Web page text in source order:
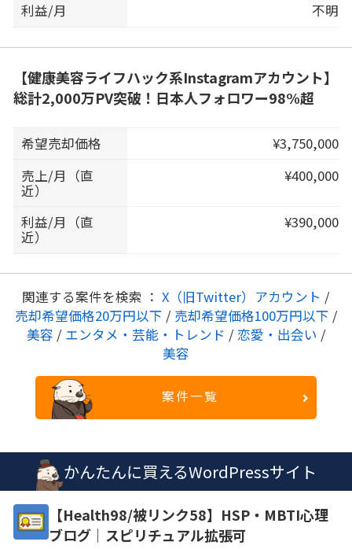
利益/月
不明
【健康美容ライフハック系Instagramアカウント】
総計2,000万PV突破！日本人フォロワー98%超
希望売却価格
¥3,750,000
売上/月（直
近）
¥400,000
利益/月（直
近）
¥390,000
関連する案件を検索 ： X（旧Twitter）アカウント /
売却希望価格20万円以下 / 売却希望価格100万円以下 /
美容 / エンタメ・芸能・トレンド / 恋愛・出会い /
美容
案件一覧
かんたんに買えるWordPressサイト
【Health98/被リンク58】HSP・MBTI心理
ブログ｜スピリチュアル拡張可